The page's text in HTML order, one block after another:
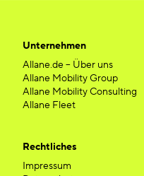
Unternehmen
Allane.de – Über uns
Allane Mobility Group
Allane Mobility Consulting
Allane Fleet
Rechtliches
Impressum